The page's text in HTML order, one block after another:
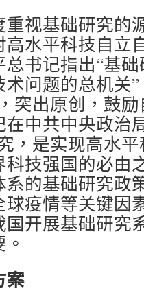
视基础研究的
水平科技自立
书记指出“基
问题的总机关
突出原创，鼓
中共中央政治
，是实现高水
技强国的必由
的基础研究政
疫情等关键因
开展基础研究
案